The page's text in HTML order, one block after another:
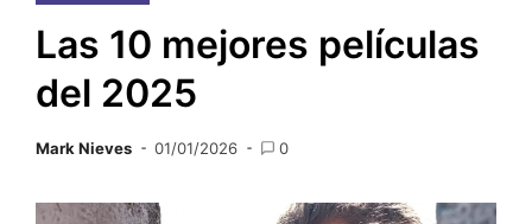
Las 10 mejores películas
del 2025
Mark Nieves 01/01/2026 0